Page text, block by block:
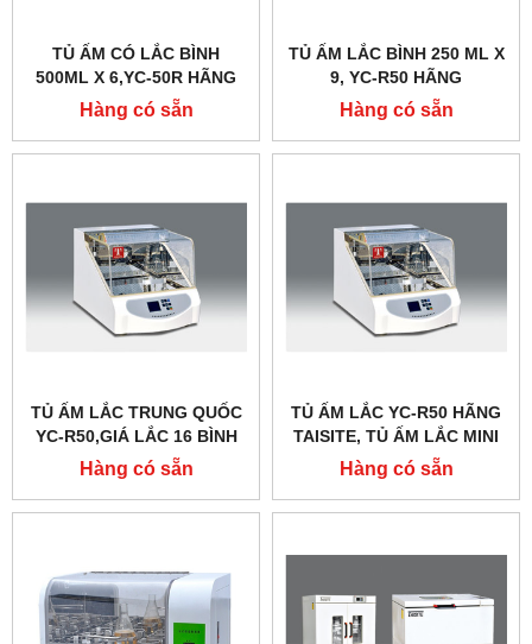
TỦ ẤM CÓ LẮC BÌNH
500ML X 6,YC-50R HÃNG
TAISITE
Hàng có sẵn
TỦ ẤM LẮC BÌNH 250 ML X
9, YC-R50 HÃNG
TAISITELAB
Hàng có sẵn
TỦ ẤM LẮC TRUNG QUỐC
YC-R50,GIÁ LẮC 16 BÌNH
100ML
Hàng có sẵn
TỦ ẤM LẮC YC-R50 HÃNG
TAISITE, TỦ ẤM LẮC MINI
Hàng có sẵn